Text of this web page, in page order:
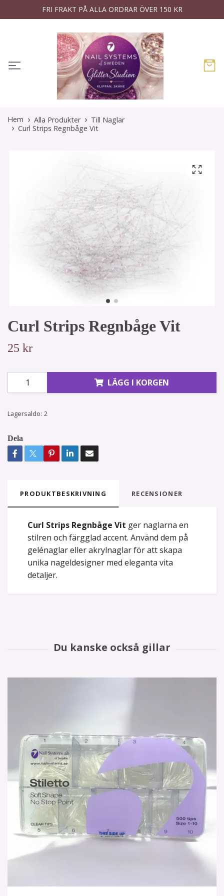
FRI FRAKT PÅ ALLA ORDRAR ÖVER 150 KR
Hem Alla Produkter
Till Naglar
Curl Strips Regnbåge Vit
Curl Strips Regnbåge Vit
25 kr
LÄGG I KORGEN
Lagersaldo: 2
Dela
PRODUKTBESKRIVNING RECENSIONER
Curl Strips Regnbåge Vit ger naglarna en
stilren och färgglad accent. Använd dem på
gelénaglar eller akrylnaglar för att skapa
unika nageldesigner med eleganta vita
detaljer.